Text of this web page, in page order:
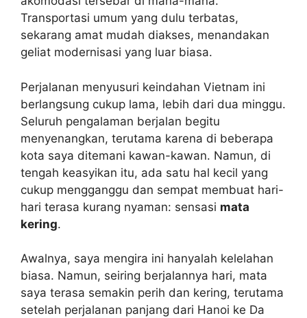
Transportasi umum yang dulu terbatas,
sekarang amat mudah diakses, menandakan
geliat modernisasi yang luar biasa.
Perjalanan menyusuri keindahan Vietnam ini
berlangsung cukup lama, lebih dari dua minggu.
Seluruh pengalaman berjalan begitu
menyenangkan, terutama karena di beberapa
kota saya ditemani kawan-kawan. Namun, di
tengah keasyikan itu, ada satu hal kecil yang
cukup mengganggu dan sempat membuat hari-
hari terasa kurang nyaman: sensasi mata
kering.
Awalnya, saya mengira ini hanyalah kelelahan
biasa. Namun, seiring berjalannya hari, mata
saya terasa semakin perih dan kering, terutama
setelah perjalanan panjang dari Hanoi ke Da